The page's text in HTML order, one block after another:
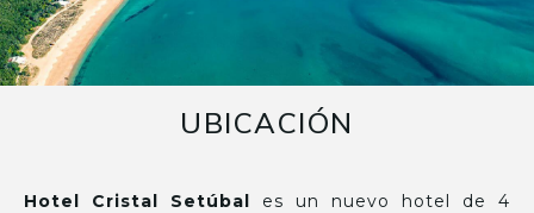
UBICACIÓN
Hotel Cristal Setúbal es un nuevo hotel de 4